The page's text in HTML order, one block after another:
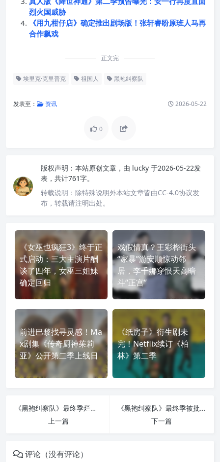
烈火国威胁
《用九柑仔店》确定推出剧场版！张轩睿盼原班人马再
合作飙戏
正文完
埃里克·克里普克 祖国人 黑袍纠察队
发表至： 资讯 2026-05-22
0
版权声明： 本站原创文章，由 lucky 于2026-05-22发
表，共计761字。
转载说明： 除特殊说明外本站文章皆由CC-4.0协议发
布，转载请注明出处。
《女巫也疯狂3》终于正
式启动：三大主演片酬
谈了四年，女巫三姐妹
确定回归
戏假情真？王彩桦街头
“家暴”游安顺惊动邻
居，李千娜穿恨天高暗
斗“正宫”
前进巴黎找寻灵感！Ma
x剧集《传奇厨神茱莉
亚》公开第二季上线日
《纸房子》衍生剧未
完！Netflix续订《柏
林》第二季
《黑袍纠察队》最终季烂番茄观众分大跌：衍生剧铺垫争议为何烧到大结局？
上一篇
《黑袍纠察队》最终季被批收尾太晚，主创反驳：网络声量不等于真实世界
下一篇
评论（没有评论）